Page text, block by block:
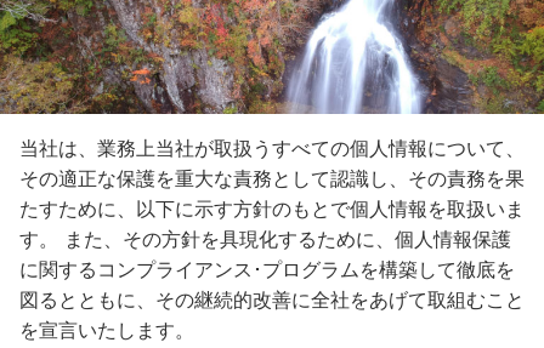
当社は、業務上当社が取扱うすべての個人情報について、
その適正な保護を重大な責務として認識し、その責務を果
たすために、以下に示す方針のもとで個人情報を取扱いま
す。 また、その方針を具現化するために、個人情報保護
に関するコンプライアンス･プログラムを構築して徹底を
図るとともに、その継続的改善に全社をあげて取組むこと
を宣言いたします。